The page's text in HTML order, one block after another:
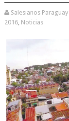
Salesianos Paraguay
2016, Noticias